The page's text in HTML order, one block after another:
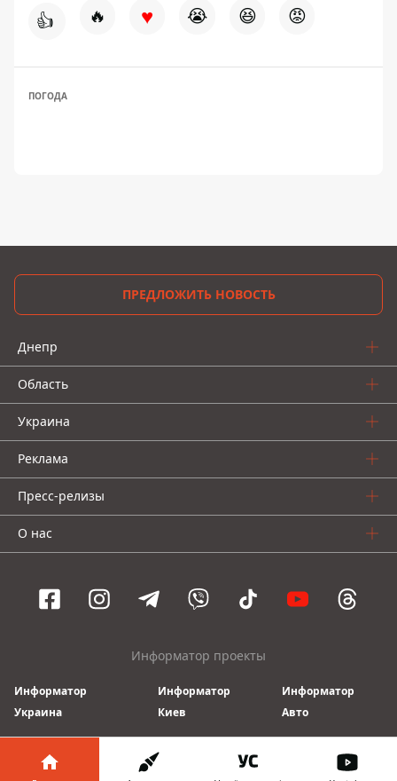
👍 🔥 ♥ 😭 😆 😡
ПОГОДА
ПРЕДЛОЖИТЬ НОВОСТЬ
Днепр
Область
Украина
Реклама
Пресс-релизы
О нас
Информатор проекты
Информатор
Украина
Информатор
Киев
Информатор
Авто
© 2016-2026 Informator